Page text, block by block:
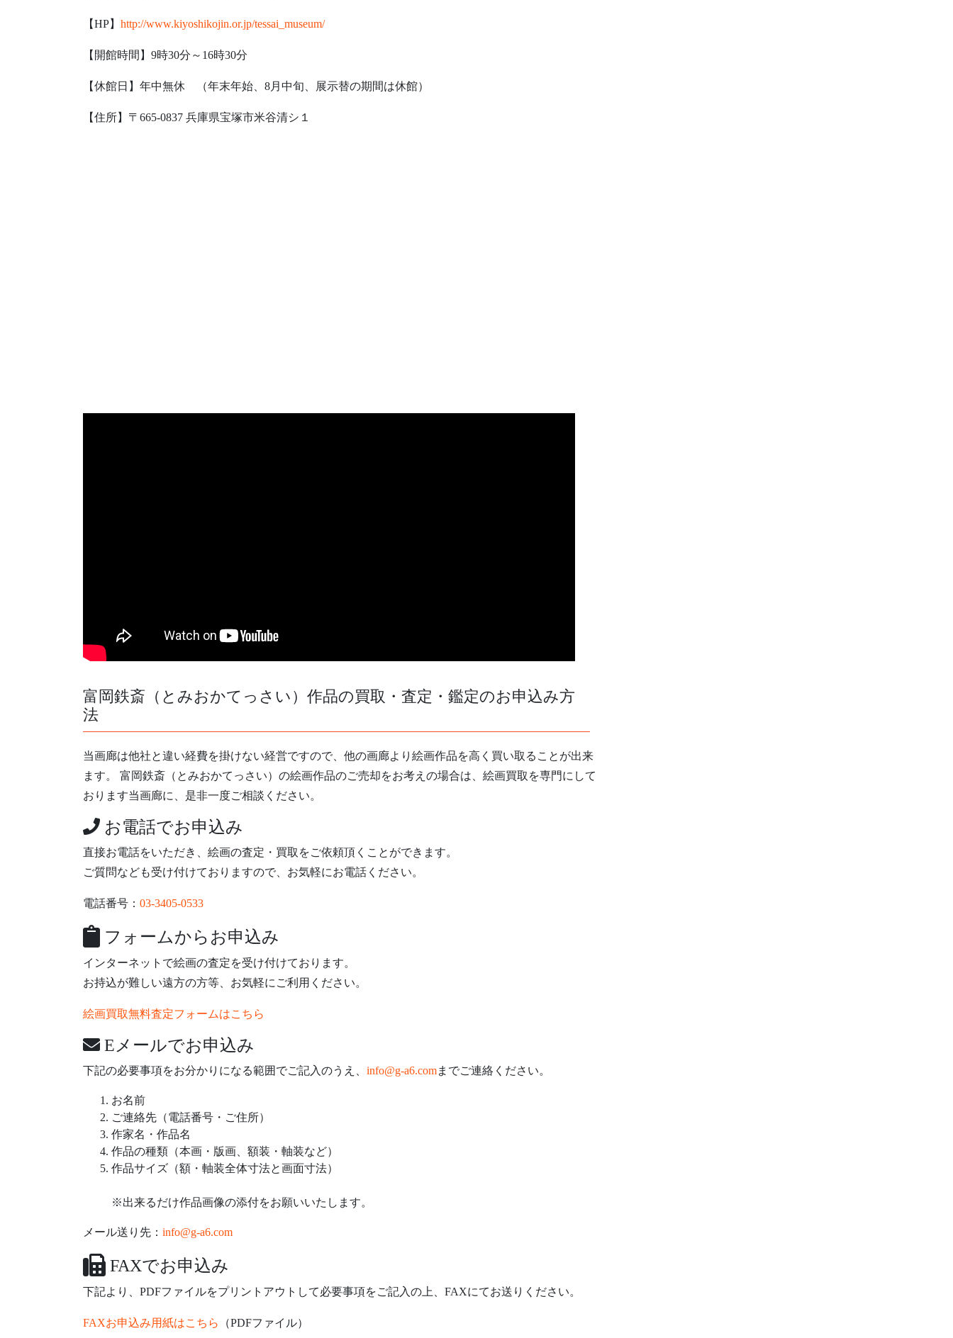
【HP】 http://www.kiyoshikojin.or.jp/tessai_museum/
【開館時間】9時30分～16時30分
【休館日】年中無休 （年末年始、8月中旬、展示替の期間は休館）
【住所】〒665-0837 兵庫県宝塚市米谷清シ１
富岡鉄斎（とみおかてっさい）作品の買取・査定・鑑定のお申込み方
法
当画廊は他社と違い経費を掛けない経営ですので、他の画廊より絵画作品を高く買い取ることが出来
ます。 富岡鉄斎（とみおかてっさい）の絵画作品のご売却をお考えの場合は、絵画買取を専門にして
おります当画廊に、是非一度ご相談ください。
お電話でお申込み
直接お電話をいただき、絵画の査定・買取をご依頼頂くことができます。
ご質問なども受け付けておりますので、お気軽にお電話ください。
電話番号： 03-3405-0533
フォームからお申込み
インターネットで絵画の査定を受け付けております。
お持込が難しい遠方の方等、お気軽にご利用ください。
絵画買取無料査定フォームはこちら
Eメールでお申込み
下記の必要事項をお分かりになる範囲でご記入のうえ、 info@g-a6.comまでご連絡ください。
お名前
ご連絡先（電話番号・ご住所）
作家名・作品名
作品の種類（本画・版画、額装・軸装など）
作品サイズ（額・軸装全体寸法と画面寸法）
※出来るだけ作品画像の添付をお願いいたします。
メール送り先： info@g-a6.com
FAXでお申込み
下記より、PDFファイルをプリントアウトして必要事項をご記入の上、FAXにてお送りください。
FAXお申込み用紙はこちら （PDFファイル）